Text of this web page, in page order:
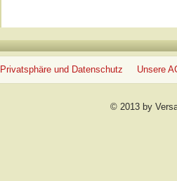
Privatsphäre und Datenschutz Unsere
© 2013 by